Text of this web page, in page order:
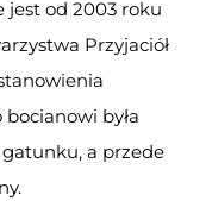
jest od 2003 roku
Przyjaciół
była
a przede